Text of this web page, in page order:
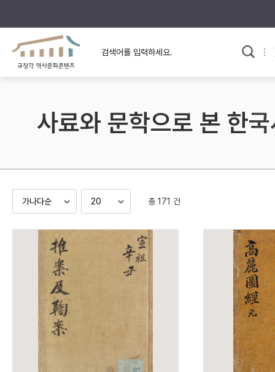
규장각의 어제와 오늘
규장각 소개영상
사료와 문학으로 본
고대
고려
조선 후기
검색 연산자 사용안내
정조 AND 정약용
“정조”와 “정약
“정조” 또는 “
NOT 정조 NOT 정약용
“정조”가 나온
료를 검색
사료와 문학으로 본 한
총 171 건